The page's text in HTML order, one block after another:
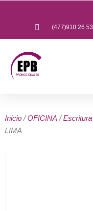
(477)910 26 53
Inicio /OFICINA /Escritura
LIMA